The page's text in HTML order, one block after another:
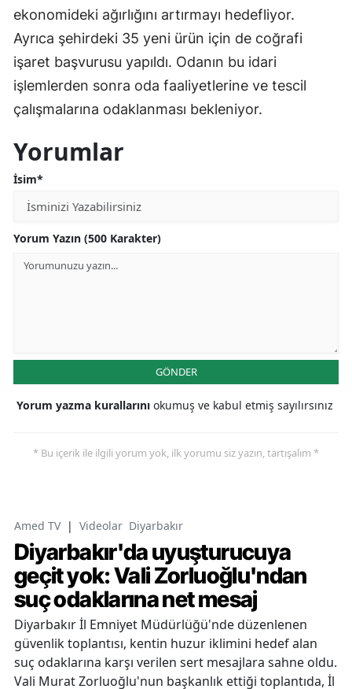
ekonomideki ağırlığını artırmayı hedefliyor.
Ayrıca şehirdeki 35 yeni ürün için de coğrafi
işaret başvurusu yapıldı. Odanın bu idari
işlemlerden sonra oda faaliyetlerine ve tescil
çalışmalarına odaklanması bekleniyor.
Yorumlar
İsim*
Yorum Yazın (500 Karakter)
GÖNDER
Yorum yazma kurallarını okumuş ve kabul etmiş sayılırsınız
* Bu içerik ile ilgili yorum yok, ilk yorumu siz yazın, tartışalım *
Amed TV | Videolar Diyarbakır
Diyarbakır'da uyuşturucuya
geçit yok: Vali Zorluoğlu'ndan
suç odaklarına net mesaj
Diyarbakır İl Emniyet Müdürlüğü'nde düzenlenen
güvenlik toplantısı, kentin huzur iklimini hedef alan
suç odaklarına karşı verilen sert mesajlara sahne oldu.
Vali Murat Zorluoğlu'nun başkanlık ettiği toplantıda, İl